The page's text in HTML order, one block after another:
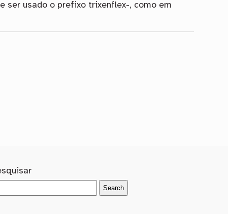
ser usado o prefixo trixenflex-, como em